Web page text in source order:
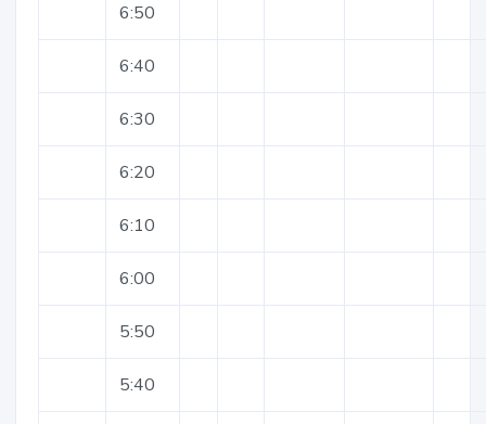
6:50
6:40
6:30
6:20
6:10
6:00
5:50
5:40